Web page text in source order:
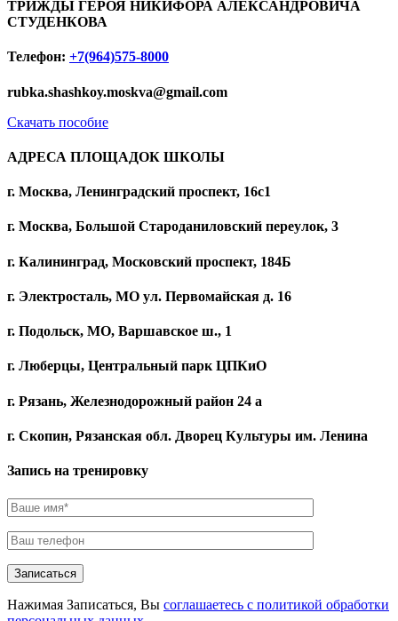
ТРИЖДЫ ГЕРОЯ НИКИФОРА АЛЕКСАНДРОВИЧА
СТУДЕНКОВА
Телефон: +7(964)575-8000
rubka.shashkoy.moskva@gmail.com
Скачать пособие
АДРЕСА ПЛОЩАДОК ШКОЛЫ
г. Москва, Ленинградский проспект, 16с1
г. Москва, Большой Староданиловский переулок, 3
г. Калининград, Московский проспект, 184Б
г. Электросталь, МО ул. Первомайская д. 16
г. Подольск, МО, Варшавское ш., 1
г. Люберцы, Центральный парк ЦПКиО
г. Рязань, Железнодорожный район 24 а
г. Скопин, Рязанская обл. Дворец Культуры им. Ленина
Запись на тренировку
Записаться
Нажимая Записаться, Вы соглашаетесь с политикой обработки